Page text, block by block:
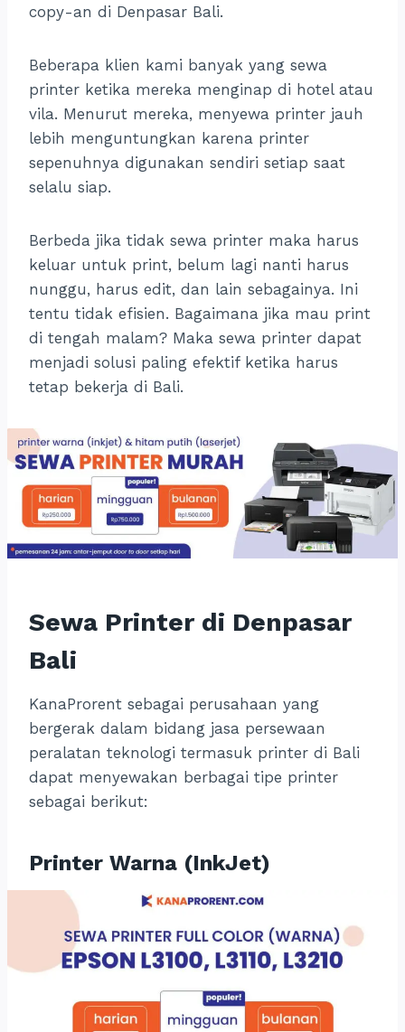
copy-an di Denpasar Bali.
Beberapa klien kami banyak yang sewa
printer ketika mereka menginap di hotel atau
vila. Menurut mereka, menyewa printer jauh
lebih menguntungkan karena printer
sepenuhnya digunakan sendiri setiap saat
selalu siap.
Berbeda jika tidak sewa printer maka harus
keluar untuk print, belum lagi nanti harus
nunggu, harus edit, dan lain sebagainya. Ini
tentu tidak efisien. Bagaimana jika mau print
di tengah malam? Maka sewa printer dapat
menjadi solusi paling efektif ketika harus
tetap bekerja di Bali.
Sewa Printer di Denpasar
Bali
KanaProrent sebagai perusahaan yang
bergerak dalam bidang jasa persewaan
peralatan teknologi termasuk printer di Bali
dapat menyewakan berbagai tipe printer
sebagai berikut:
Printer Warna (InkJet)